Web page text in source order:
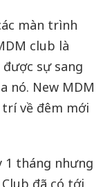
màn trình
club là
sự sang
nó. New MDM
về đêm mới
1 tháng nhưng
đã có tới